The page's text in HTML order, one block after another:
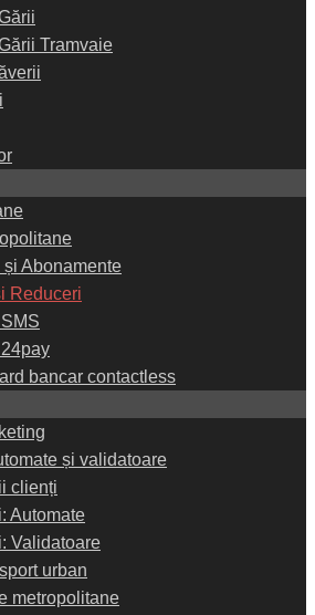
Tramvaie
și Abonamente
Reduceri
bancar contactless
și validatoare
clienți
Automate
Validatoare
urban
metropolitane